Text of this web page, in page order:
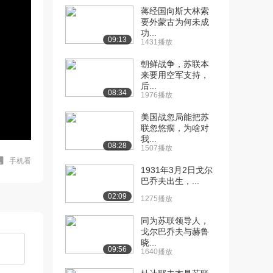
手机看
09:13
蒋经国向斯大林索
要外蒙古为何未成
功...
1431播放
08:34
朝鲜战争，苏联本
来要用空军支持，
后...
1976播放
08:28
美国战忽局能把苏
联忽悠瘸，为啥对
我...
1507播放
02:09
1931年3月2日戈尔
巴乔夫出生，...
1275播放
09:56
同为苏联领导人，
戈尔巴乔夫与赫鲁
晓...
1640播放